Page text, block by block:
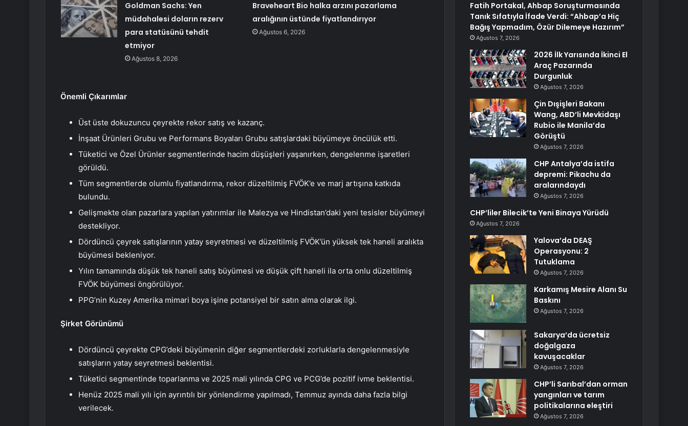
Goldman Sachs: Yen
müdahalesi doların rezerv
para statüsünü tehdit
etmiyor
Ağustos 8, 2026
Braveheart Bio halka arzını pazarlama
aralığının üstünde fiyatlandırıyor
Ağustos 6, 2026
Önemli Çıkarımlar
Üst üste dokuzuncu çeyrekte rekor satış ve kazanç.
İnşaat Ürünleri Grubu ve Performans Boyaları Grubu satışlardaki büyümeye öncülük etti.
Tüketici ve Özel Ürünler segmentlerinde hacim düşüşleri yaşanırken, dengelenme işaretleri
görüldü.
Tüm segmentlerde olumlu fiyatlandırma, rekor düzeltilmiş FVÖK’e ve marj artışına katkıda
bulundu.
Gelişmekte olan pazarlara yapılan yatırımlar ile Malezya ve Hindistan’daki yeni tesisler büyümeyi
destekliyor.
Dördüncü çeyrek satışlarının yatay seyretmesi ve düzeltilmiş FVÖK’ün yüksek tek haneli aralıkta
büyümesi bekleniyor.
Yılın tamamında düşük tek haneli satış büyümesi ve düşük çift haneli ila orta onlu düzeltilmiş
FVÖK büyümesi öngörülüyor.
PPG’nin Kuzey Amerika mimari boya işine potansiyel bir satın alma olarak ilgi.
Şirket Görünümü
Dördüncü çeyrekte CPG’deki büyümenin diğer segmentlerdeki zorluklarla dengelenmesiyle
satışların yatay seyretmesi beklentisi.
Tüketici segmentinde toparlanma ve 2025 mali yılında CPG ve PCG’de pozitif ivme beklentisi.
Henüz 2025 mali yılı için ayrıntılı bir yönlendirme yapılmadı, Temmuz ayında daha fazla bilgi
verilecek.
Fatih Portakal, Ahbap Soruşturmasında
Tanık Sıfatıyla İfade Verdi: “Ahbap’a Hiç
Bağış Yapmadım, Özür Dilemeye Hazırım”
Ağustos 7, 2026
2026 İlk Yarısında İkinci El
Araç Pazarında
Durgunluk
Ağustos 7, 2026
Çin Dışişleri Bakanı
Wang, ABD’li Mevkidaşı
Rubio ile Manila’da
Görüştü
Ağustos 7, 2026
CHP Antalya’da istifa
depremi: Pikachu da
aralarındaydı
Ağustos 7, 2026
CHP’liler Bilecik’te Yeni Binaya Yürüdü
Ağustos 7, 2026
Yalova’da DEAŞ
Operasyonu: 2
Tutuklama
Ağustos 7, 2026
Karkamış Mesire Alanı Su
Baskını
Ağustos 7, 2026
Sakarya’da ücretsiz
doğalgaza
kavuşacaklar
Ağustos 7, 2026
CHP’li Sarıbal’dan orman
yangınları ve tarım
politikalarına eleştiri
Ağustos 7, 2026